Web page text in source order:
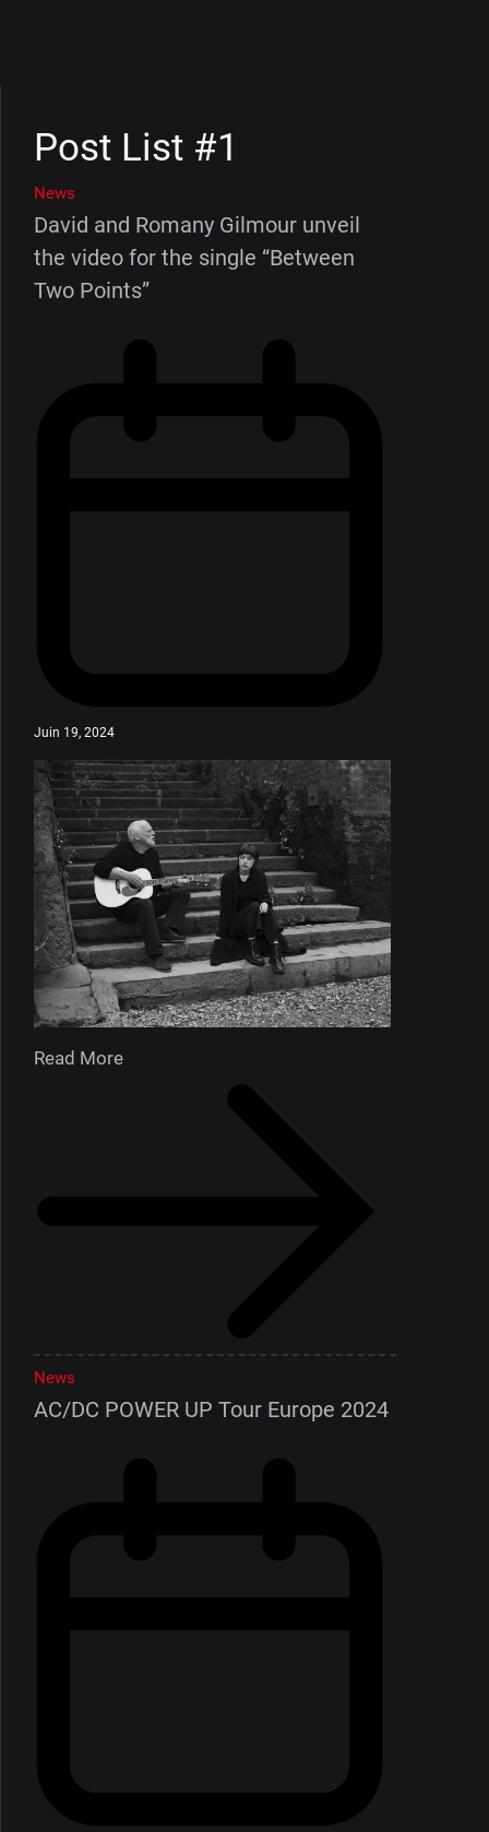
Post List #1
News
David and Romany Gilmour unveil
the video for the single “Between
Two Points”
Juin 19, 2024
Read More
News
AC/DC POWER UP Tour Europe 2024